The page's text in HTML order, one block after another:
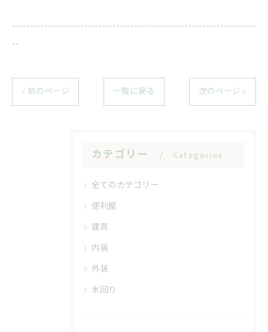
--------------------------------------------------------------------
--
< 前のページ 一覧に戻る 次のページ >
カテゴリー Categories
全てのカテゴリー
便利屋
建具
内装
外装
水回り